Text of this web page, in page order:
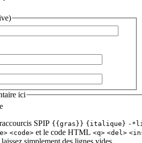
ici
SPIP {{gras}} {italique} -
<code> et le code HTML <q> <del>